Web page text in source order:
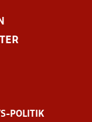
POLITIK